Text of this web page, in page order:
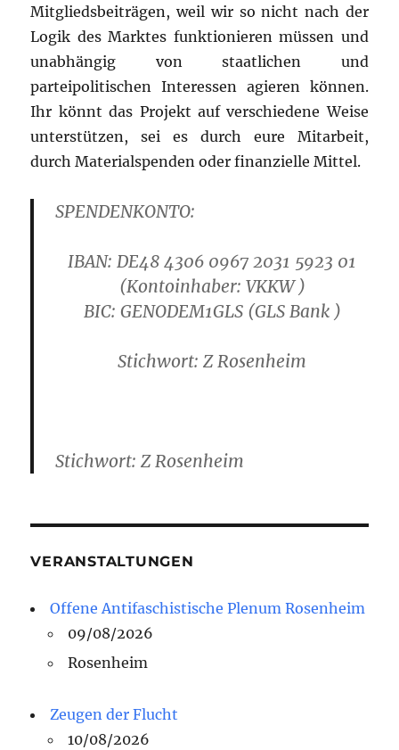
Mitgliedsbeiträgen, weil wir so nicht nach der
Logik des Marktes funktionieren müssen und
unabhängig von staatlichen und
parteipolitischen Interessen agieren können.
Ihr könnt das Projekt auf verschiedene Weise
unterstützen, sei es durch eure Mitarbeit,
durch Materialspenden oder finanzielle Mittel.
SPENDENKONTO:
IBAN: DE48 4306 0967 2031 5923 01
(Kontoinhaber: VKKW )
BIC: GENODEM1GLS(GLS Bank )
Stichwort: Z Rosenheim
Stichwort: Z Rosenheim
VERANSTALTUNGEN
Offene Antifaschistische Plenum Rosenheim
09/08/2026
Rosenheim
Zeugen der Flucht
10/08/2026